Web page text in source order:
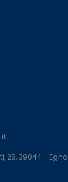
28, 39044 - Egna